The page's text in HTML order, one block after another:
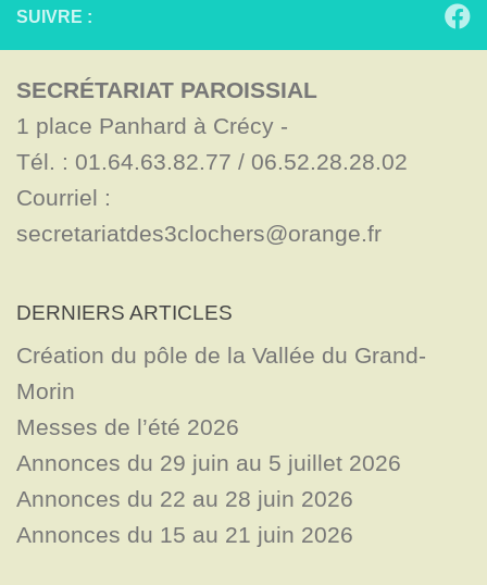
SUIVRE :
SECRÉTARIAT PAROISSIAL
1 place Panhard à Crécy -
Tél. : 01.64.63.82.77 / 06.52.28.28.02
Courriel :
secretariatdes3clochers@orange.fr
DERNIERS ARTICLES
Création du pôle de la Vallée du Grand-
Morin
Messes de l’été 2026
Annonces du 29 juin au 5 juillet 2026
Annonces du 22 au 28 juin 2026
Annonces du 15 au 21 juin 2026